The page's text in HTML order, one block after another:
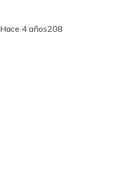
Hace 4 años208